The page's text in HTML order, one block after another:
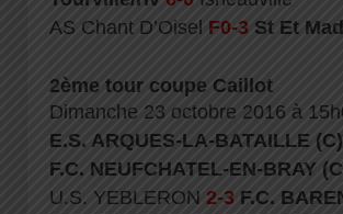
AS Chant D’Oisel F0-3 St Et
2ème tour coupe Caillot
Dimanche 23 octobre 2016 à
E.S. ARQUES-LA-BATAILLE (C)
F.C. NEUFCHATEL-EN-BRAY
U.S. YEBLERON 2-3 F.C.